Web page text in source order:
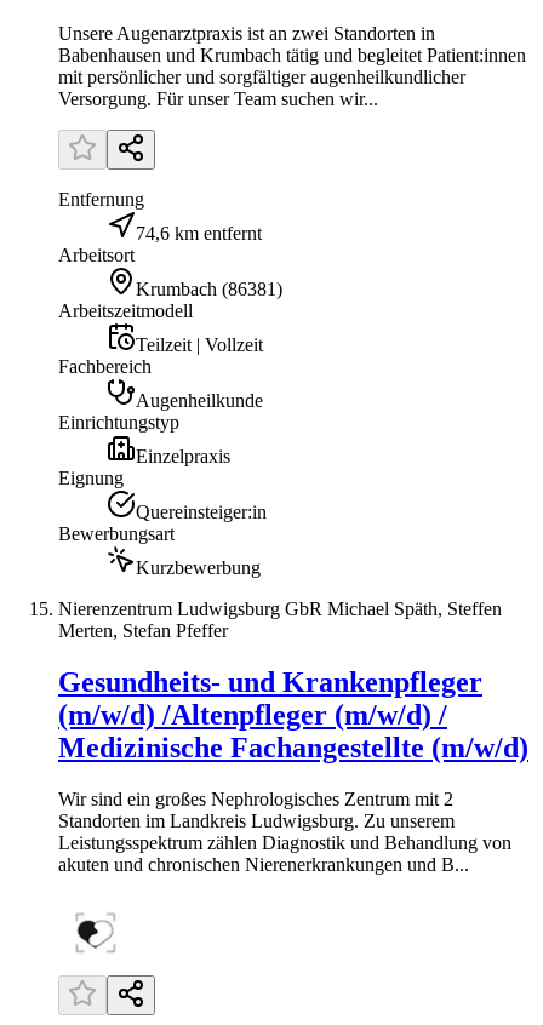
Unsere Augenarztpraxis ist an zwei Standorten in
Babenhausen und Krumbach tätig und begleitet Patient:innen
mit persönlicher und sorgfältiger augenheilkundlicher
Versorgung. Für unser Team suchen wir...
Entfernung
74,6 km entfernt
Arbeitsort
Krumbach (86381)
Arbeitszeitmodell
Teilzeit | Vollzeit
Fachbereich
Augenheilkunde
Einrichtungstyp
Einzelpraxis
Eignung
Quereinsteiger:in
Bewerbungsart
Kurzbewerbung
Nierenzentrum Ludwigsburg GbR Michael Späth, Steffen
Merten, Stefan Pfeffer
Gesundheits- und Krankenpfleger
(m/w/d) /Altenpfleger (m/w/d) /
Medizinische Fachangestellte (m/w/d)
Wir sind ein großes Nephrologisches Zentrum mit 2
Standorten im Landkreis Ludwigsburg. Zu unserem
Leistungsspektrum zählen Diagnostik und Behandlung von
akuten und chronischen Nierenerkrankungen und B...